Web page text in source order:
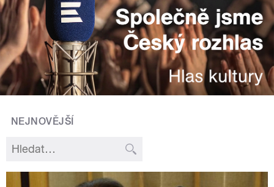
NEJNOVĚJŠÍ